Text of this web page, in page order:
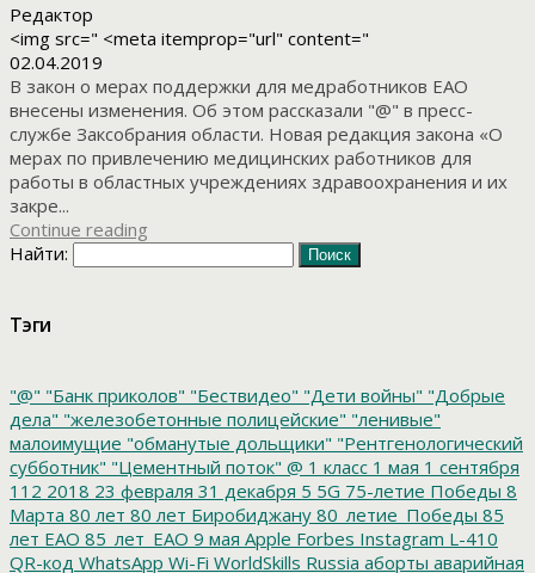
Редактор
<img src=" <meta itemprop="url" content="
02.04.2019
В закон о мерах поддержки для медработников ЕАО
внесены изменения. Об этом рассказали "@" в пресс-
службе Заксобрания области. Новая редакция закона «О
мерах по привлечению медицинских работников для
работы в областных учреждениях здравоохранения и их
закре...
Continue reading
Найти:
Тэги
"@" "Банк приколов" "Бествидео" "Дети войны" "Добрые
дела" "железобетонные полицейские" "ленивые"
малоимущие "обманутые дольщики" "Рентгенологический
субботник" "Цементный поток" @ 1 класс 1 мая 1 сентября
112 2018 23 февраля 31 декабря 5 5G 75-летие Победы 8
Марта 80 лет 80 лет Биробиджану 80_летие_Победы 85
лет ЕАО 85_лет_ЕАО 9 мая Apple Forbes Instagram L-410
QR-код WhatsApp Wi-Fi WorldSkills Russia аборты аварийная